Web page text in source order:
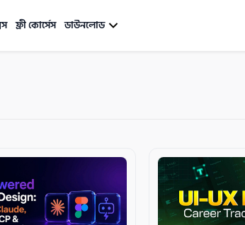
ফ্রী কোর্সেস ডাউনলোড